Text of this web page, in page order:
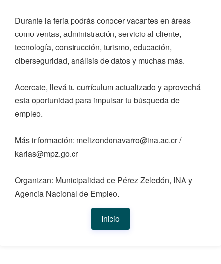
Durante la feria podrás conocer vacantes en áreas
como ventas, administración, servicio al cliente,
tecnología, construcción, turismo, educación,
ciberseguridad, análisis de datos y muchas más.
Acercate, llevá tu currículum actualizado y aprovechá
esta oportunidad para impulsar tu búsqueda de
empleo.
Más información: melizondonavarro@ina.ac.cr /
karias@mpz.go.cr
Organizan: Municipalidad de Pérez Zeledón, INA y
Agencia Nacional de Empleo.
Inicio